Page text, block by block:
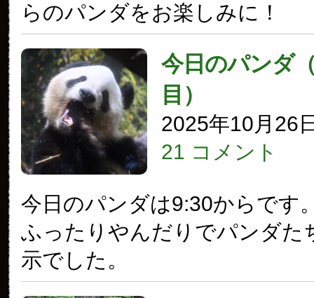
らのパンダをお楽しみに！
今日のパンダ
目）
2025年10月26
21 コメント
今日のパンダは9:30からです
ふったりやんだりでパンダた
示でした。